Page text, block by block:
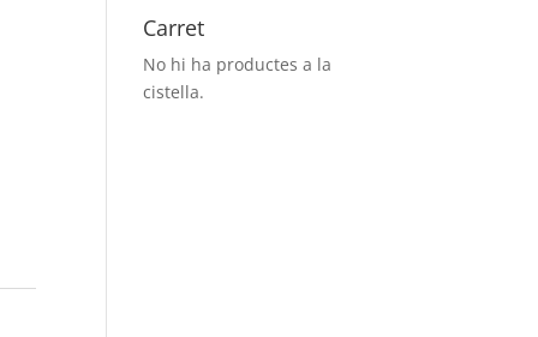
Carret
No hi ha productes a la
cistella.